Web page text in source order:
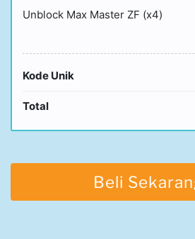
Unblock Max Master ZF (x4)
Kode Unik
Total
Beli